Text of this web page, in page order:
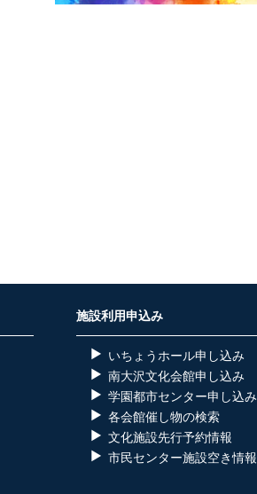
施設利用申込み
いちょうホール申し込み
南大沢文化会館申し込み
学園都市センター申し込み
各会館催し物の検索
文化施設先行予約情報
市民センター施設空き情報